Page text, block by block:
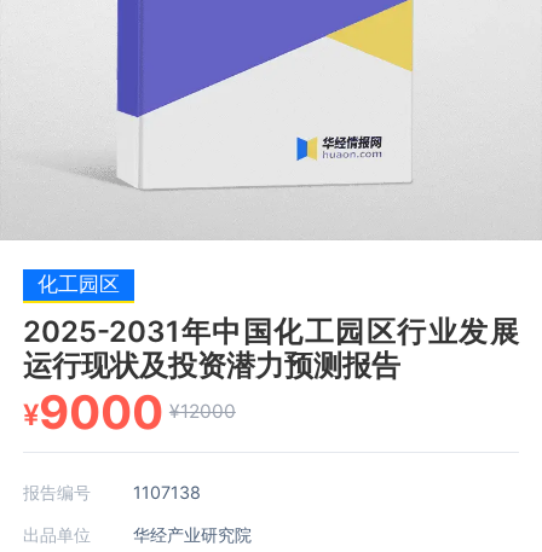
化工园区
2025-2031年中国化工园区行业发展
运行现状及投资潜力预测报告
¥9000 ¥12000
报告编号 1107138
出品单位 华经产业研究院